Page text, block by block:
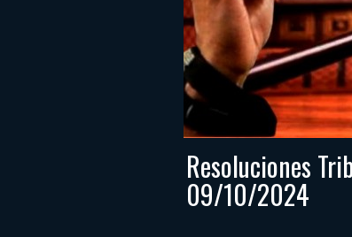
Resoluciones
09/10/2024